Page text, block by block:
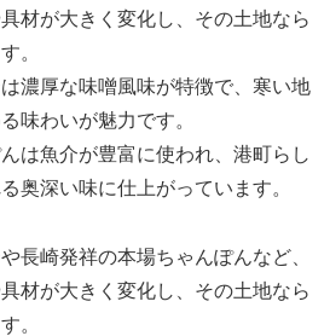
材が大きく変化し、その土地なら
。
濃厚な味噌風味が特徴で、寒い地
味わいが魅力です。
は魚介が豊富に使われ、港町らし
奥深い味に仕上がっています。
長崎発祥の本場ちゃんぽんなど、
材が大きく変化し、その土地なら
。